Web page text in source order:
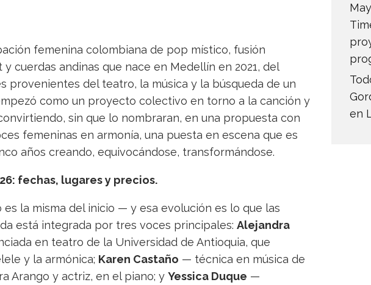
femenina colombiana de pop místico, fusión
cuerdas andinas que nace en Medellín en 2021, del
provenientes del teatro, la música y la búsqueda de un
como un proyecto colectivo en torno a la canción y
sin que lo nombraran, en una propuesta con
femeninas en armonía, una puesta en escena que es
años creando, equivocándose, transformándose.
fechas, lugares y precios.
la misma del inicio — y esa evolución es lo que las
está integrada por tres voces principales: Alejandra
en teatro de la Universidad de Antioquia, que
y la armónica; Karen Castaño — técnica en música de
Arango y actriz, en el piano; y Yessica Duque —
en